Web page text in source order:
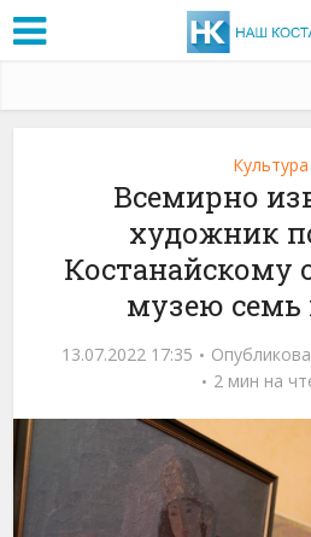
Культура
Всемирно
художник
Костанайскому
музею семь
13.07.2022 17:35
2 мин на